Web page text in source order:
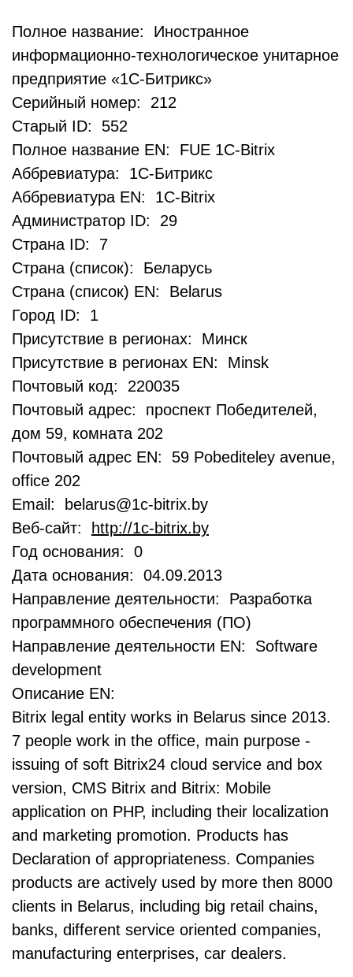
Полное название: Иностранное
информационно-технологическое унитарное
предприятие «1С-Битрикс»
Серийный номер: 212
Старый ID: 552
Полное название EN: FUE 1C-Bitrix
Аббревиатура: 1С-Битрикс
Аббревиатура EN: 1C-Bitrix
Администратор ID: 29
Страна ID: 7
Страна (список): Беларусь
Страна (список) EN: Belarus
Город ID: 1
Присутствие в регионах: Минск
Присутствие в регионах EN: Minsk
Почтовый код: 220035
Почтовый адрес: проспект Победителей,
дом 59, комната 202
Почтовый адрес EN: 59 Pobediteley avenue,
office 202
Email: belarus@1c-bitrix.by
Веб-сайт:
http://1c-bitrix.by
Год основания: 0
Дата основания: 04.09.2013
Направление деятельности: Разработка
программного обеспечения (ПО)
Направление деятельности EN: Software
development
Описание EN:
Bitrix legal entity works in Belarus since 2013.
7 people work in the office, main purpose -
issuing of soft Bitrix24 cloud service and box
version, CMS Bitrix and Bitrix: Mobile
application on PHP, including their localization
and marketing promotion. Products has
Declaration of appropriateness. Companies
products are actively used by more then 8000
clients in Belarus, including big retail chains,
banks, different service oriented companies,
manufacturing enterprises, car dealers.